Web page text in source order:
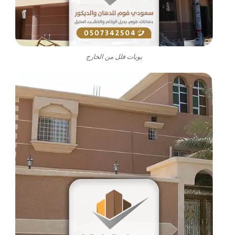
بويات فلل من الخارج